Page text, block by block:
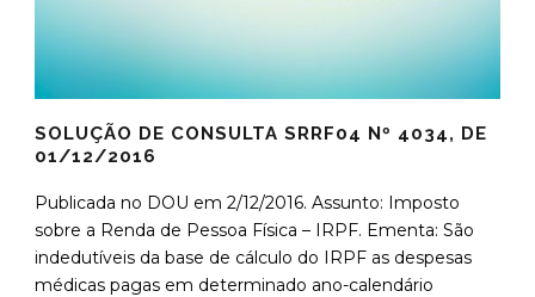
SOLUÇÃO DE CONSULTA SRRF04 Nº 4034, DE
01/12/2016
Publicada no DOU em 2/12/2016. Assunto: Imposto
sobre a Renda de Pessoa Física – IRPF. Ementa: São
indedutíveis da base de cálculo do IRPF as despesas
médicas pagas em determinado ano-calendário